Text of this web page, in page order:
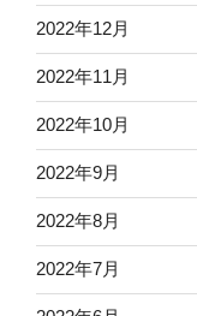
2022年12月
2022年11月
2022年10月
2022年9月
2022年8月
2022年7月